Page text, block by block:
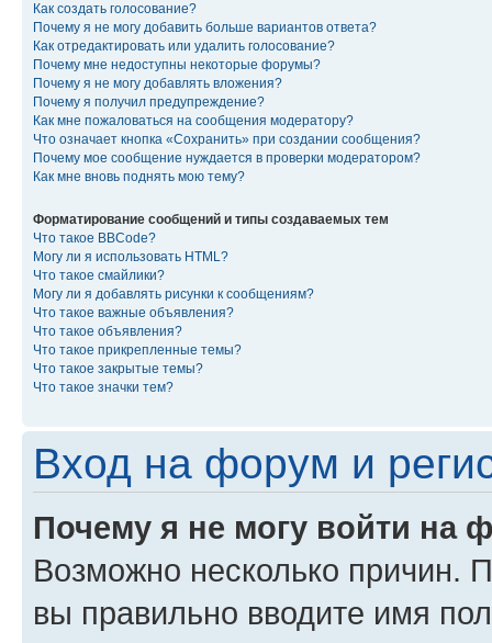
Как создать голосование?
Почему я не могу добавить больше вариантов ответа?
Как отредактировать или удалить голосование?
Почему мне недоступны некоторые форумы?
Почему я не могу добавлять вложения?
Почему я получил предупреждение?
Как мне пожаловаться на сообщения модератору?
Что означает кнопка «Сохранить» при создании сообщения?
Почему мое сообщение нуждается в проверки модератором?
Как мне вновь поднять мою тему?
Форматирование сообщений и типы создаваемых тем
Что такое BBCode?
Могу ли я использовать HTML?
Что такое смайлики?
Могу ли я добавлять рисунки к сообщениям?
Что такое важные объявления?
Что такое объявления?
Что такое прикрепленные темы?
Что такое закрытые темы?
Что такое значки тем?
Вход на форум и
Почему я не могу войти на
Возможно несколько причин.
вы правильно вводите имя